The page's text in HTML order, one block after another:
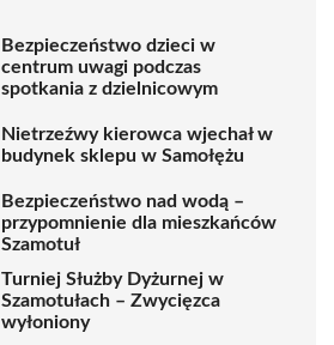
Bezpieczeństwo dzieci w
centrum uwagi podczas
spotkania z dzielnicowym
Nietrzeźwy kierowca wjechał w
budynek sklepu w Samołężu
Bezpieczeństwo nad wodą –
przypomnienie dla mieszkańców
Szamotuł
Turniej Służby Dyżurnej w
Szamotułach – Zwycięzca
wyłoniony